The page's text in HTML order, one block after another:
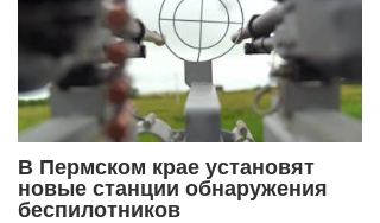
В Пермском крае установят
новые станции обнаружения
беспилотников